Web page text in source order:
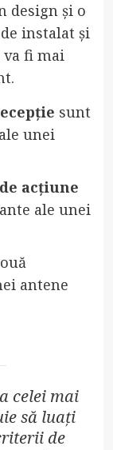
design și o
instalat și
va fi mai
sunt
unei
acțiune
ale unei
antene
celei mai
să luați
de